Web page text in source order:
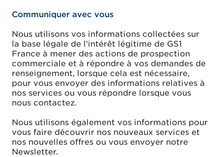
Communiquer avec vous
Nous utilisons vos informations collectées sur
la base légale de l’intérêt légitime de GS1
France à mener des actions de prospection
commerciale et à répondre à vos demandes de
renseignement, lorsque cela est nécessaire,
pour vous envoyer des informations relatives à
nos services ou vous répondre lorsque vous
nous contactez.
Nous utilisons également vos informations pour
vous faire découvrir nos nouveaux services et
nos nouvelles offres ou vous envoyer notre
Newsletter.